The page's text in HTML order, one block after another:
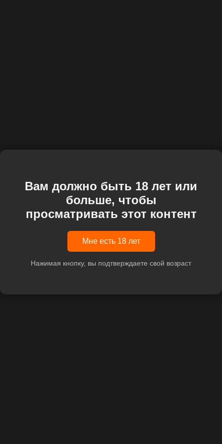
Вам должно быть 18 лет или
больше, чтобы
просматривать этот контент
Мне есть 18 лет
Нажимая кнопку, вы подтверждаете свой возраст